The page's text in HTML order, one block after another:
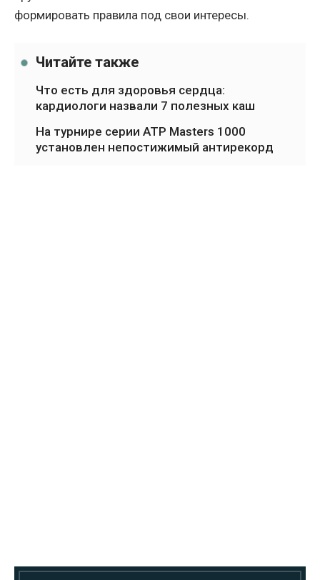
формировать правила под свои интересы.
Читайте также
Что есть для здоровья сердца:
кардиологи назвали 7 полезных каш
На турнире серии ATP Masters 1000
установлен непостижимый антирекорд